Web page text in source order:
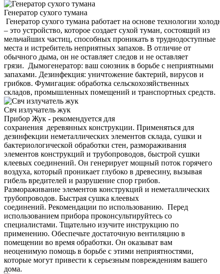
Генератор сухого тумана
Генератор сухого тумана работает на основе технологии
– это устройство, которое создает сухой туман, состоящий из
мельчайших частиц, способных проникать в труднодоступные
места и истребитель неприятных запахов. В отличие от
обычного дыма, он не оставляет следов и не оставляет
грязи. Дымогенератор: ваш союзник в борьбе с неприятными
запахами. Дезинфекция: уничтожение бактерий, вирусов и
грибков. Фумигация: обработка сельскохозяйственных
складов, промышленных помещений и транспортных средств.
Свч излучатель жук
Прибор Жук - рекомендуется для
сохранения деревянных конструкции. Применяться для
дезинфекции неметаллических элементов склада, сушки и
бактериологической обработки стен, размораживания
элементов конструкций и трубопроводов, быстрой сушки
клеевых соединений. Он генерирует мощный поток горячего
воздуха, который проникает глубоко в древесину, вызывая
гибель вредителей и разрушение спор грибов.
Размораживание элементов конструкций и неметаллических
трубопроводов. Быстрая сушка клеевых
соединений. Рекомендации по использованию. Перед
использованием прибора проконсультируйтесь со
специалистами. Тщательно изучите инструкцию по
применению. Обеспечьте достаточную вентиляцию в
помещении во время обработки. Он оказыват вам
неоценимую помощь в борьбе с этими неприятностями,
которые могут привести к серьезным повреждениям вашего
дома.